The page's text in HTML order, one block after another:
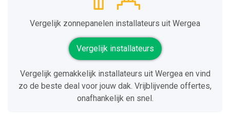
Vergelijk zonnepanelen installateurs uit Wergea
Vergelijk installateurs
Vergelijk gemakkelijk installateurs uit Wergea en vind
zo de beste deal voor jouw dak. Vrijblijvende offertes,
onafhankelijk en snel.